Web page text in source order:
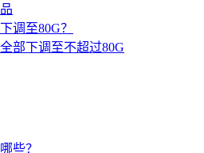
调至80G？
部下调至不超过80G
些？